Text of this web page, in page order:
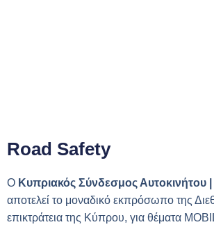
Road Safety
O Kυπριακός Σύνδεσμος Αυτοκινήτου |
αποτελεί το μοναδικό εκπρόσωπο της
επικτράτεια της Κύπρου, για θέματα